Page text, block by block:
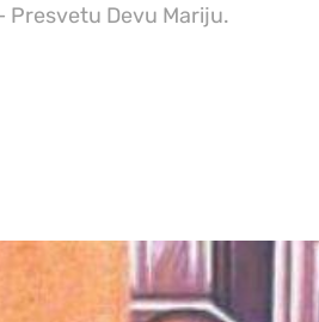
Presvetu Devu Mariju.